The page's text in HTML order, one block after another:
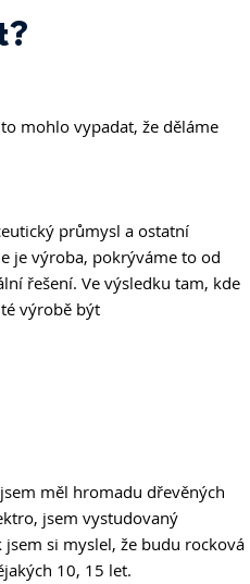
mohlo vypadat, že děláme
průmysl a ostatní
je výroba, pokrýváme to od
řešení. Ve výsledku tam, kde
výrobě být
měl hromadu dřevěných
jsem vystudovaný
si myslel, že budu rocková
10, 15 let.